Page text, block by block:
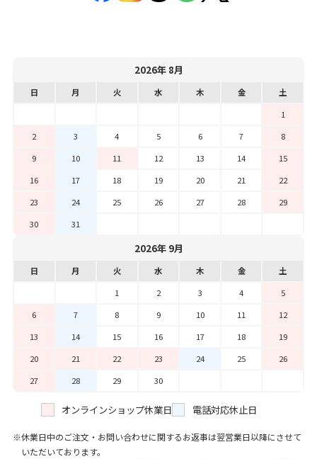
2026年 8月
日 月 火 水 木 金
土
1
2
3 4 5 6 7
8
9
10 11 12 13 14
15
16
17 18 19 20 21
22
23
24 25 26 27 28
29
30
31
2026年 9月
日 月 火 水 木 金
土
1
2 3 4
5
6
7 8 9 10 11
12
13
14 15 16 17 18
19
20
21 22 23 24 25
26
27
28 29 30
オンラインショップ休業日 電話対応休止日
休業日中のご注文・お問い合わせに関するお返事は翌営業日以降にさせて
いただいております。